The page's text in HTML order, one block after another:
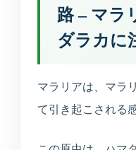
路 – マラ
ダラカに
マラリアは、マラ
て引き起こされる